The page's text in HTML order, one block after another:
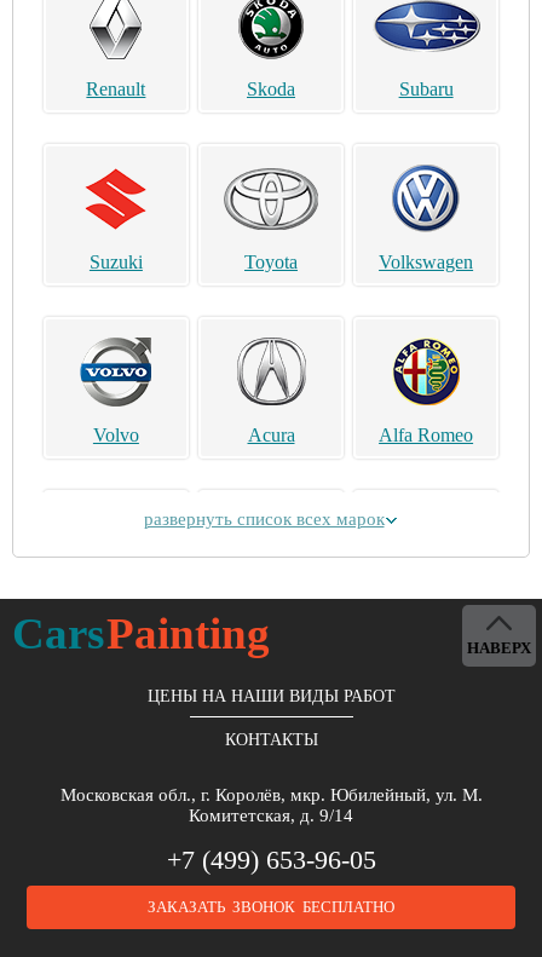
Renault Skoda Subaru
Suzuki Toyota Volkswagen
Volvo Acura Alfa Romeo
развернуть список всех марок
CarsPainting
ЦЕНЫ НА НАШИ ВИДЫ РАБОТ
КОНТАКТЫ
Московская обл., г. Королёв, мкр. Юбилейный, ул. М.
Комитетская, д. 9/14
+7 (499) 653-96-05
ЗАКАЗАТЬ ЗВОНОК БЕСПЛАТНО
НАВЕРХ